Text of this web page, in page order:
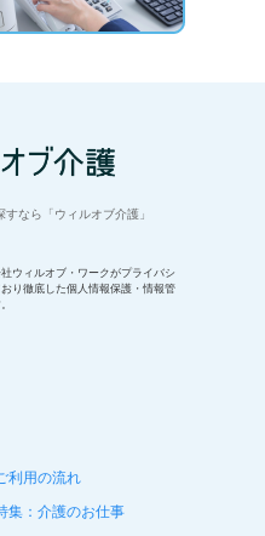
なら「ウィルオブ介護」
ウィルオブ・ワークがプライバシ
り徹底した個人情報保護・情報管
利用の流れ
集：介護のお仕事